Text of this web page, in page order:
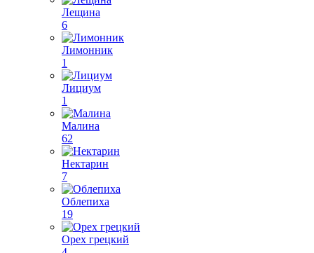
Лещина
6
Лимонник
1
Лициум
1
Малина
62
Нектарин
7
Облепиха
19
Орех грецкий